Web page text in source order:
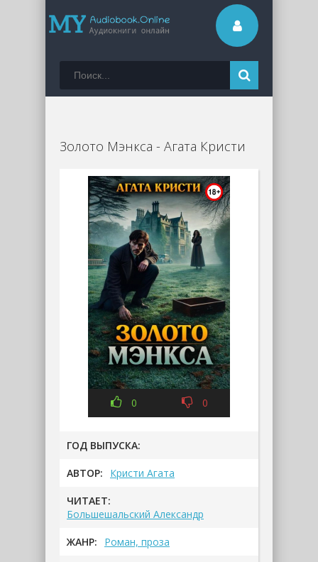
Золото Мэнкса - Агата Кристи
0 0
ГОД ВЫПУСКА:
АВТОР: Кристи Агата
ЧИТАЕТ:
Большешальский Александр
ЖАНР: Роман, проза